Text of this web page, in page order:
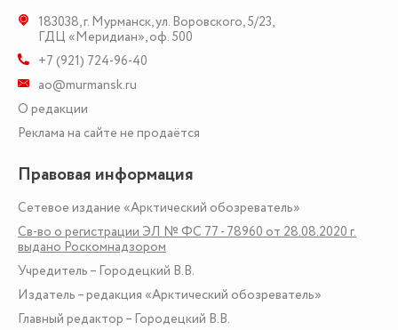
183038,г. Мурманск,ул. Воровского, 5/23,
ГДЦ «Меридиан», оф. 500
+7 (921) 724-96-40
ao@murmansk.ru
О редакции
Реклама на сайте не продаётся
Правовая информация
Сетевое издание «Арктический обозреватель»
Св-во о регистрации ЭЛ № ФС 77 - 78960 от 28.08.2020 г.
выдано Роскомнадзором
Учредитель – Городецкий В.В.
Издатель – редакция «Арктический обозреватель»
Главный редактор – Городецкий В.В.